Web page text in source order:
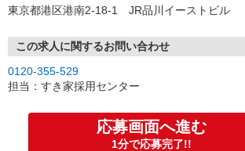
東京都港区港南2-18-1 JR品川イーストビル
この求人に関するお問い合わせ
0120-355-529
担当：すき家採用センター
応募画面へ進む
1分で応募完了!!